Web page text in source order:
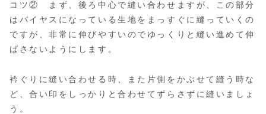
コツ② まず、後ろ中心で縫い合わせますが、この部分
はバイヤスになっている生地をまっすぐに縫っていくの
ですが、非常に伸びやすいのでゆっくりと縫い進めて伸
ばさないようにします。
衿ぐりに縫い合わせる時、また片側をかぶせて縫う時な
ど、合い印をしっかりと合わせてずらさずに縫いましょ
う。